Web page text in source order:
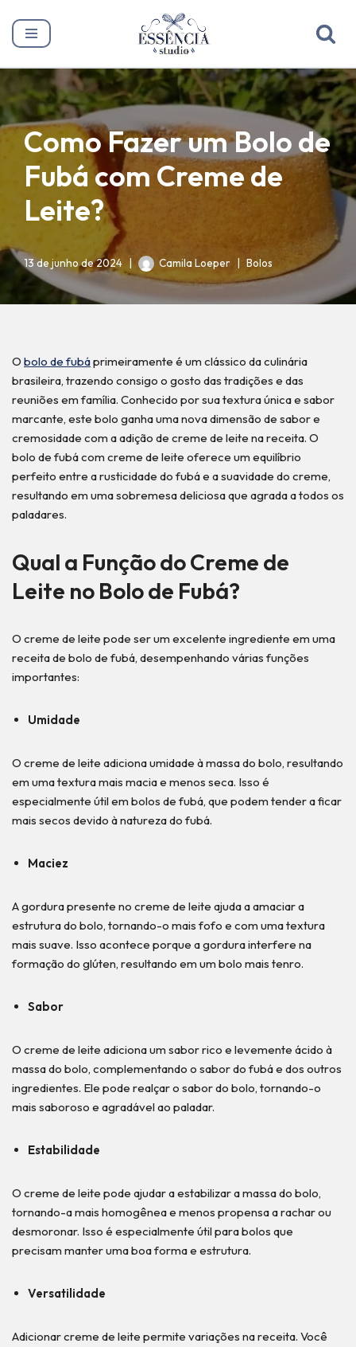
Pular
conteúdo
Como Fazer um Bolo de
Fubá com Creme de
Leite?
13 de junho de 2024 Camila Loeper Bolos
O bolo de fubáprimeiramente é um clássico da culinária
brasileira, trazendo consigo o gosto das tradições e das
reuniões em família. Conhecido por sua textura única e sabor
marcante, este bolo ganha uma nova dimensão de sabor e
cremosidade com a adição de creme de leite na receita. O
bolo de fubá com creme de leite oferece um equilíbrio
perfeito entre a rusticidade do fubá e a suavidade do creme,
resultando em uma sobremesa deliciosa que agrada a todos os
paladares.
Qual a Função do Creme de
Leite no Bolo de Fubá?
O creme de leite pode ser um excelente ingrediente em uma
receita de bolo de fubá, desempenhando várias funções
importantes:
Umidade
O creme de leite adiciona umidade à massa do bolo, resultando
em uma textura mais macia e menos seca. Isso é
especialmente útil em bolos de fubá, que podem tender a ficar
mais secos devido à natureza do fubá.
Maciez
A gordura presente no creme de leite ajuda a amaciar a
estrutura do bolo, tornando-o mais fofo e com uma textura
mais suave. Isso acontece porque a gordura interfere na
formação do glúten, resultando em um bolo mais tenro.
Sabor
O creme de leite adiciona um sabor rico e levemente ácido à
massa do bolo, complementando o sabor do fubá e dos outros
ingredientes. Ele pode realçar o sabor do bolo, tornando-o
mais saboroso e agradável ao paladar.
Estabilidade
O creme de leite pode ajudar a estabilizar a massa do bolo,
tornando-a mais homogênea e menos propensa a rachar ou
desmoronar. Isso é especialmente útil para bolos que
precisam manter uma boa forma e estrutura.
Versatilidade
Adicionar creme de leite permite variações na receita. Você